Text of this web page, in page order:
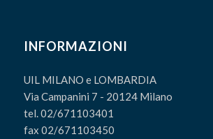
INFORMAZIONI
UIL MILANO e LOMBARDIA
Via Campanini 7 - 20124 Milano
tel. 02/671103401
fax 02/671103450